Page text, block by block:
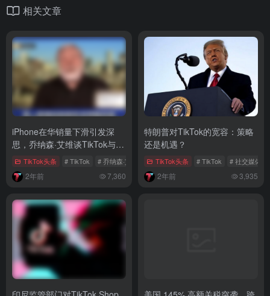
相关文章
iPhone在华销量下滑引发深
思，乔纳森·艾维谈TikTok与科
技生活
TikTok头条 # TikTok # 乔纳森·艾维 # iPhone中国市场销量
2年前 7,360
特朗普对TikTok的宽容：策略
还是机遇？
TikTok头条 # TikTok # 社交媒体
2年前 3,935